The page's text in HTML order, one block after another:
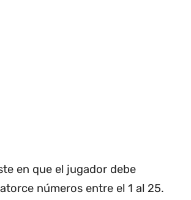
en que el jugador debe
números entre el 1 al 25.